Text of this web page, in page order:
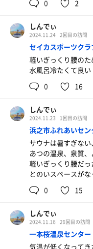
0
2
しんでぃ
2024.11.24 2回目の訪問
セイカスポーツク
軽いぎっくり腰のた
水風呂冷たくて良
0
16
しんでぃ
2024.11.23 1回目の訪問
浜之市ふれあいセ
サウナは暑すぎな
あつの温泉、泉質
軽いぎっくり腰だ
とのいスペースが
0
15
しんでぃ
2024.11.16 29回目の訪問
一本桜温泉センター
気温が低くなって